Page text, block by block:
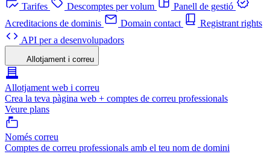
Tarifes
Descomptes per volum
Panell de gestió
Acreditacions de dominis
Domain contact
Registrant rights
API per a desenvolupadors
Allotjament i correu
Allotjament web i correu
Crea la teva pàgina web + comptes de correu professionals
Veure plans
Només correu
Comptes de correu professionals amb el teu nom de domini